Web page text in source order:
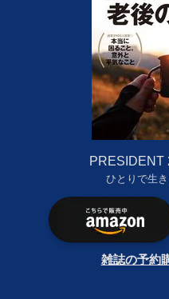
PRESIDENT
ひとりで生き
雑誌の予約